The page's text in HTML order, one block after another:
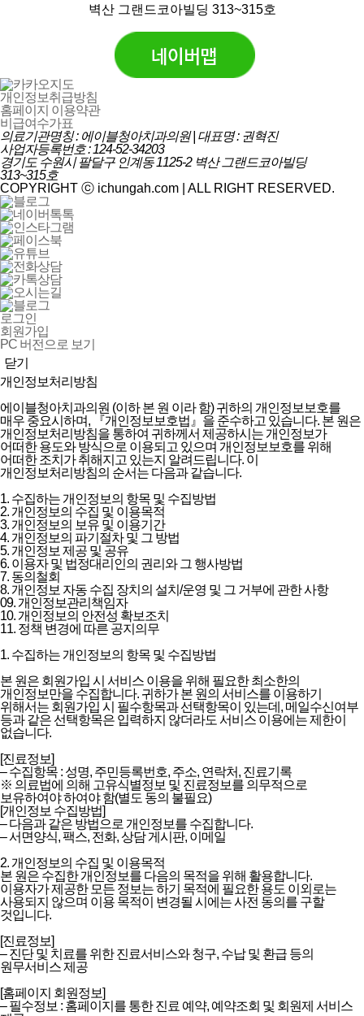
벽산 그랜드코아빌딩 313~315호
개인정보취급방침
홈페이지 이용약관
비급여수가표
의료기관명칭 : 에이블청아치과의원 | 대표명 : 권혁진
사업자등록번호 : 124-52-34203
경기도 수원시 팔달구 인계동 1125-2 벽산 그랜드코아빌딩
313~315호
COPYRIGHT ⓒ ichungah.com | ALL RIGHT RESERVED.
로그인
회원가입
PC 버전으로 보기
닫기
개인정보처리방침
에이블청아치과의원 (이하 본 원 이라 함) 귀하의 개인정보보호를
매우 중요시하며, 『개인정보보호법』을 준수하고 있습니다. 본 원은
개인정보처리방침을 통하여 귀하께서 제공하시는 개인정보가
어떠한 용도와 방식으로 이용되고 있으며 개인정보보호를 위해
어떠한 조치가 취해지고 있는지 알려드립니다. 이
개인정보처리방침의 순서는 다음과 같습니다.
1. 수집하는 개인정보의 항목 및 수집방법
2. 개인정보의 수집 및 이용목적
3. 개인정보의 보유 및 이용기간
4. 개인정보의 파기절차 및 그 방법
5. 개인정보 제공 및 공유
6. 이용자 및 법정대리인의 권리와 그 행사방법
7. 동의철회
8. 개인정보 자동 수집 장치의 설치/운영 및 그 거부에 관한 사항
09. 개인정보관리책임자
10. 개인정보의 안전성 확보조치
11. 정책 변경에 따른 공지의무
1. 수집하는 개인정보의 항목 및 수집방법
본 원은 회원가입 시 서비스 이용을 위해 필요한 최소한의
개인정보만을 수집합니다. 귀하가 본 원의 서비스를 이용하기
위해서는 회원가입 시 필수항목과 선택항목이 있는데, 메일수신여부
등과 같은 선택항목은 입력하지 않더라도 서비스 이용에는 제한이
없습니다.
[진료정보]
– 수집항목 : 성명, 주민등록번호, 주소, 연락처, 진료기록
※ 의료법에 의해 고유식별정보 및 진료정보를 의무적으로
보유하여야 하여야 함(별도 동의 불필요)
[개인정보 수집방법]
– 다음과 같은 방법으로 개인정보를 수집합니다.
– 서면양식, 팩스, 전화, 상담 게시판, 이메일
2. 개인정보의 수집 및 이용목적
본 원은 수집한 개인정보를 다음의 목적을 위해 활용합니다.
이용자가 제공한 모든 정보는 하기 목적에 필요한 용도 이외로는
사용되지 않으며 이용 목적이 변경될 시에는 사전 동의를 구할
것입니다.
[진료정보]
– 진단 및 치료를 위한 진료서비스와 청구, 수납 및 환급 등의
원무서비스 제공
[홈페이지 회원정보]
– 필수정보 : 홈페이지를 통한 진료 예약, 예약조회 및 회원제 서비스